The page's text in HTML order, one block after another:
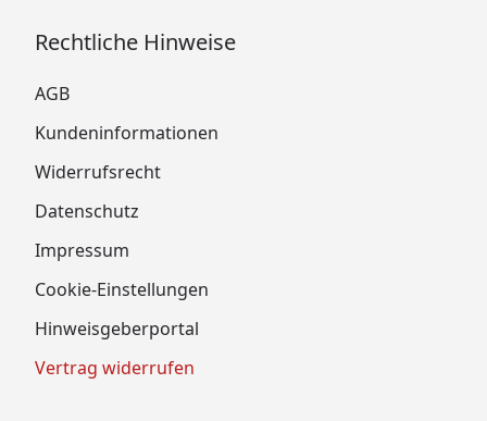
Rechtliche Hinweise
AGB
Kundeninformationen
Widerrufsrecht
Datenschutz
Impressum
Cookie-Einstellungen
Hinweisgeberportal
Vertrag widerrufen